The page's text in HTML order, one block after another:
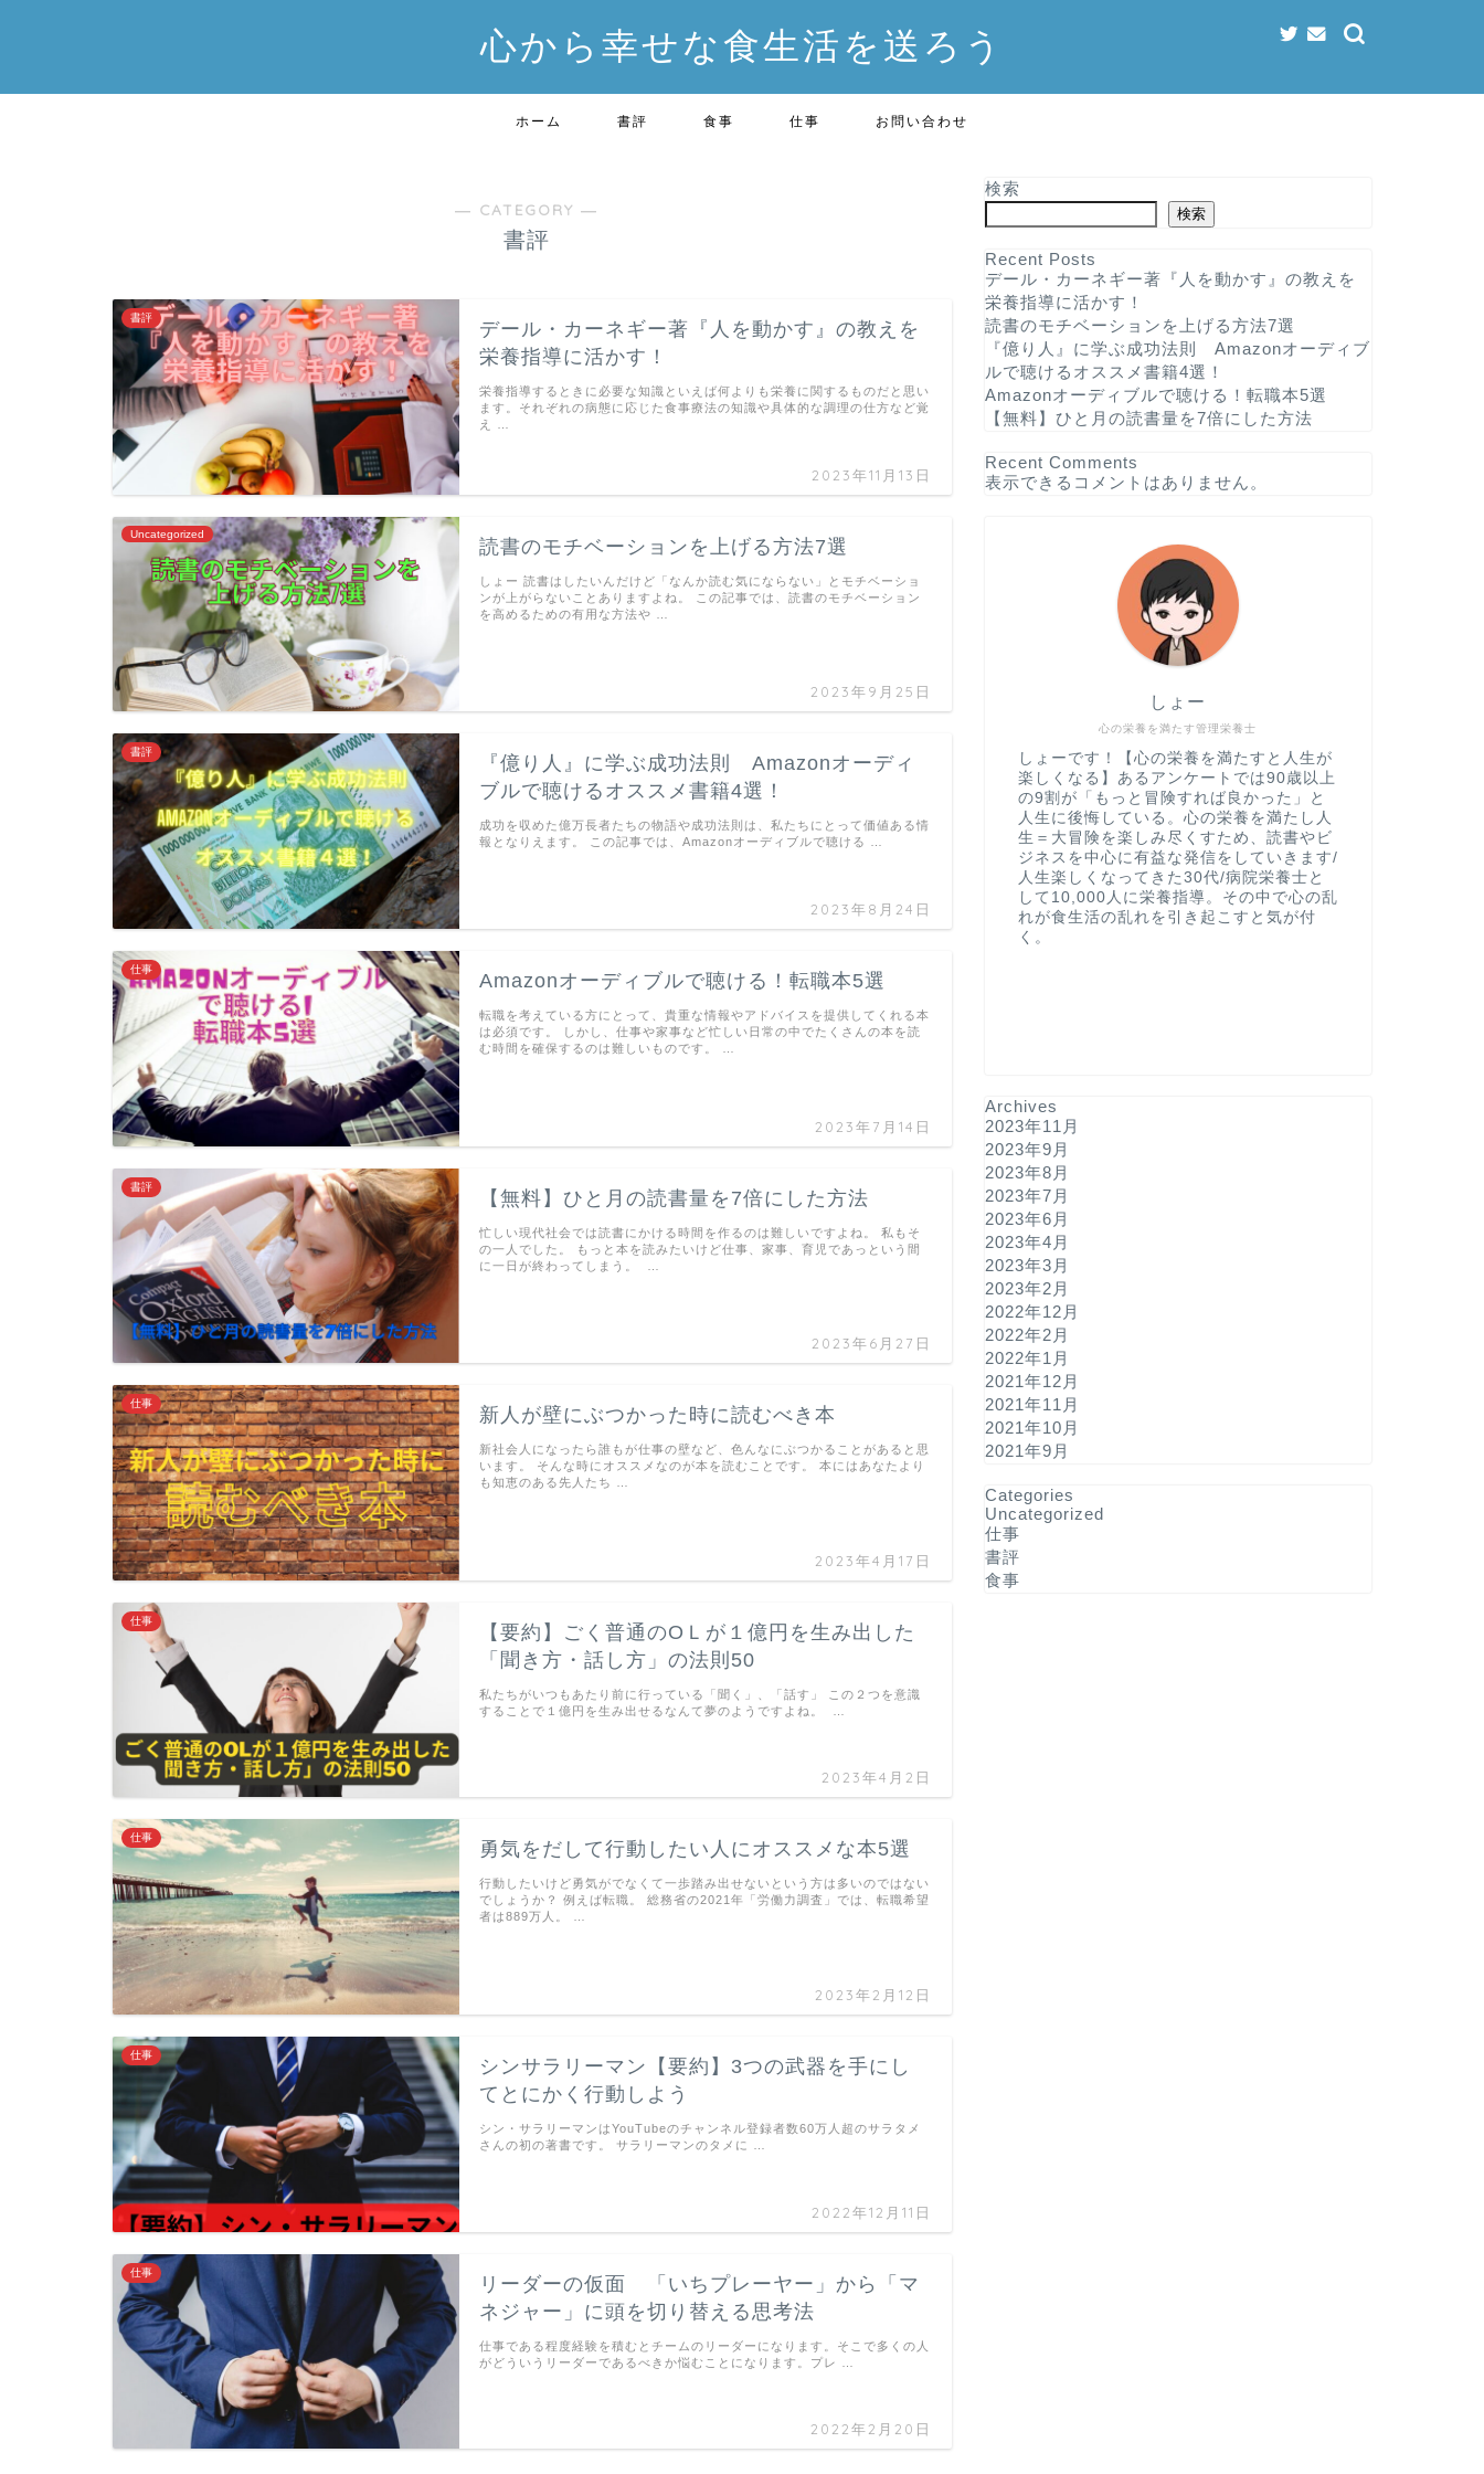
心から幸せな食生活を送ろう
ホーム 書評 食事 仕事 お問い合わせ
― CATEGORY ―
書評
書評
デール・カーネギー著『人を動かす』の教えを
栄養指導に活かす！
2023年11月13日
栄養指導するときに必要な知識といえば何よりも栄養に関するものだと思い
ます。それぞれの病態に応じた食事療法の知識や具体的な調理の仕方など覚
え …
Uncategorized
読書のモチベーションを上げる方法7選
2023年9月25日
しょー 読書はしたいんだけど「なんか読む気にならない」とモチベーショ
ンが上がらないことありますよね。 この記事では、読書のモチベーション
を高めるための有用な方法や …
書評
『億り人』に学ぶ成功法則 Amazonオーディ
ブルで聴けるオススメ書籍4選！
2023年8月24日
成功を収めた億万長者たちの物語や成功法則は、私たちにとって価値ある情
報となりえます。 この記事では、Amazonオーディブルで聴ける …
仕事
Amazonオーディブルで聴ける！転職本5選
2023年7月14日
転職を考えている方にとって、貴重な情報やアドバイスを提供してくれる本
は必須です。 しかし、仕事や家事など忙しい日常の中でたくさんの本を読
む時間を確保するのは難しいものです。 …
書評
【無料】ひと月の読書量を7倍にした方法
2023年6月27日
忙しい現代社会では読書にかける時間を作るのは難しいですよね。 私もそ
の一人でした。 もっと本を読みたいけど仕事、家事、育児であっという間
に一日が終わってしまう。 …
仕事
新人が壁にぶつかった時に読むべき本
2023年4月17日
新社会人になったら誰もが仕事の壁など、色んなにぶつかることがあると思
います。 そんな時にオススメなのが本を読むことです。 本にはあなたより
も知恵のある先人たち …
仕事
【要約】ごく普通のOＬが１億円を生み出した
「聞き方・話し方」の法則50
2023年4月2日
私たちがいつもあたり前に行っている「聞く」、「話す」 この２つを意識
することで１億円を生み出せるなんて夢のようですよね。 …
仕事
勇気をだして行動したい人にオススメな本5選
2023年2月12日
行動したいけど勇気がでなくて一歩踏み出せないという方は多いのではない
でしょうか？ 例えば転職。 総務省の2021年「労働力調査」では、転職希望
者は889万人。 …
仕事
シンサラリーマン【要約】3つの武器を手にし
てとにかく行動しよう
2022年12月11日
シン・サラリーマンはYouTubeのチャンネル登録者数60万人超のサラタメ
さんの初の著書です。 サラリーマンのタメに …
仕事
リーダーの仮面 「いちプレーヤー」から「マ
ネジャー」に頭を切り替える思考法
2022年2月20日
仕事である程度経験を積むとチームのリーダーになります。そこで多くの人
がどういうリーダーであるべきか悩むことになります。プレ …
検索
検索
Recent Posts
デール・カーネギー著『人を動かす』の教えを
栄養指導に活かす！
読書のモチベーションを上げる方法7選
『億り人』に学ぶ成功法則 Amazonオーディブ
ルで聴けるオススメ書籍4選！
Amazonオーディブルで聴ける！転職本5選
【無料】ひと月の読書量を7倍にした方法
Recent Comments
表示できるコメントはありません。
心の栄養を満たす管理栄養士
しょー
しょーです！【心の栄養を満たすと人生が
楽しくなる】あるアンケートでは90歳以上
の9割が「もっと冒険すれば良かった」と
人生に後悔している。心の栄養を満たし人
生＝大冒険を楽しみ尽くすため、読書やビ
ジネスを中心に有益な発信をしていきます/
人生楽しくなってきた30代/病院栄養士と
して10,000人に栄養指導。その中で心の乱
れが食生活の乱れを引き起こすと気が付
く。
Archives
2023年11月
2023年9月
2023年8月
2023年7月
2023年6月
2023年4月
2023年3月
2023年2月
2022年12月
2022年2月
2022年1月
2021年12月
2021年11月
2021年10月
2021年9月
Categories
Uncategorized
仕事
書評
食事